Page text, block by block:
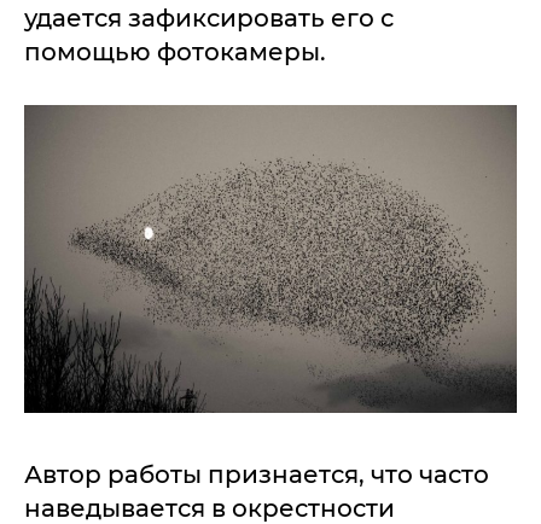
удается зафиксировать его с
помощью фотокамеры.
Автор работы признается, что часто
наведывается в окрестности